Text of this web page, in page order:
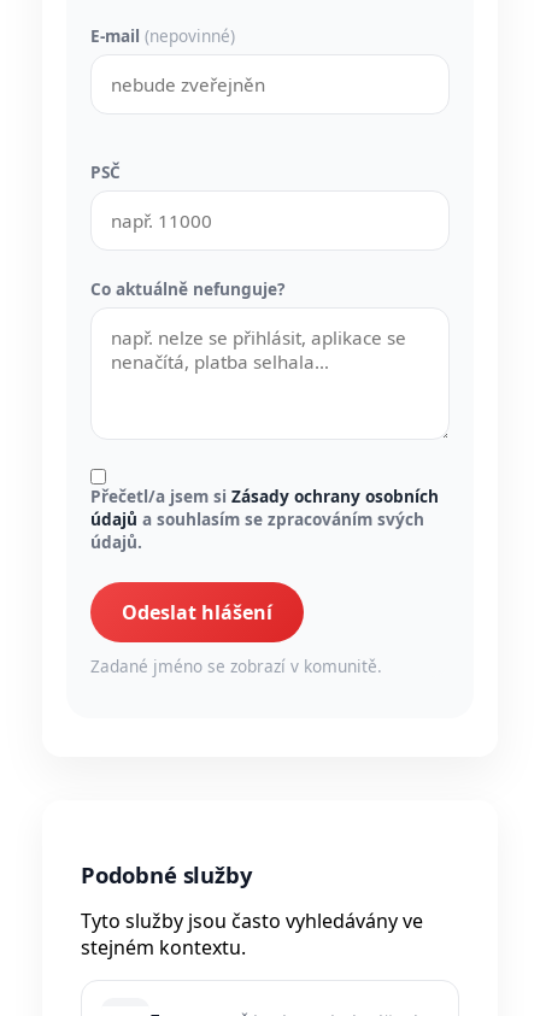
E-mail (nepovinné)
PSČ
Co aktuálně nefunguje?
Přečetl/a jsem si Zásady ochrany osobních
údajů a souhlasím se zpracováním svých
údajů.
Odeslat hlášení
Zadané jméno se zobrazí v komunitě.
Podobné služby
Tyto služby jsou často vyhledávány ve
stejném kontextu.